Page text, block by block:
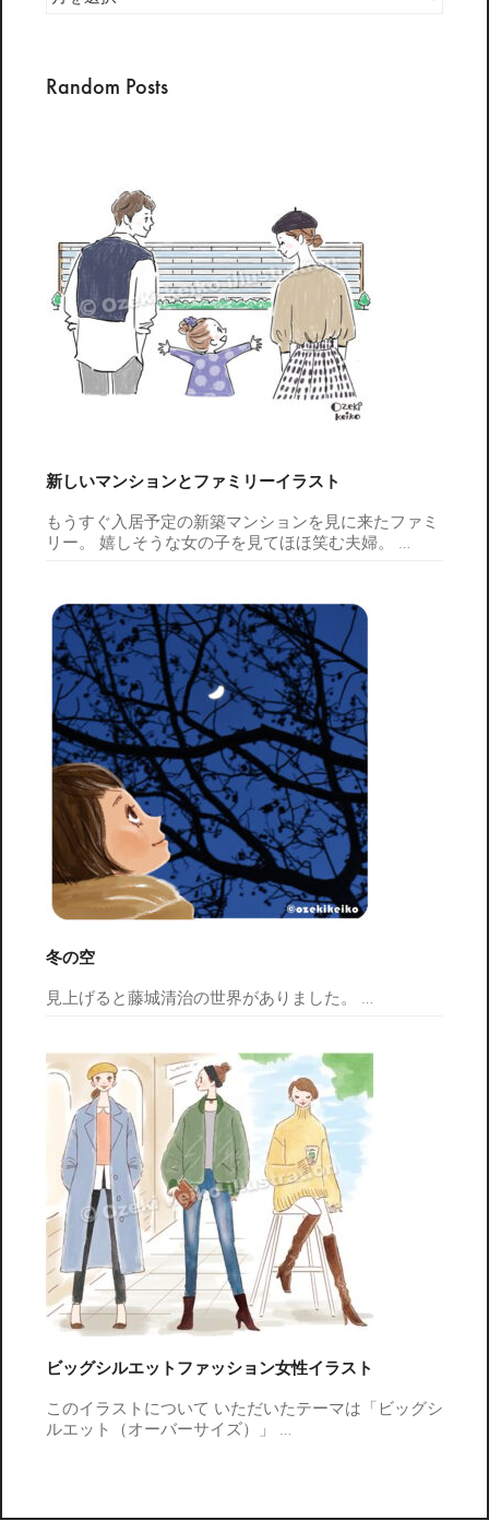
Random Posts
新しいマンションとファミリーイラスト
もうすぐ入居予定の新築マンションを見に来たファミ
リー。 嬉しそうな女の子を見てほほ笑む夫婦。 …
冬の空
見上げると藤城清治の世界がありました。 …
ビッグシルエットファッション女性イラスト
このイラストについて いただいたテーマは「ビッグシ
ルエット（オーバーサイズ）」 …